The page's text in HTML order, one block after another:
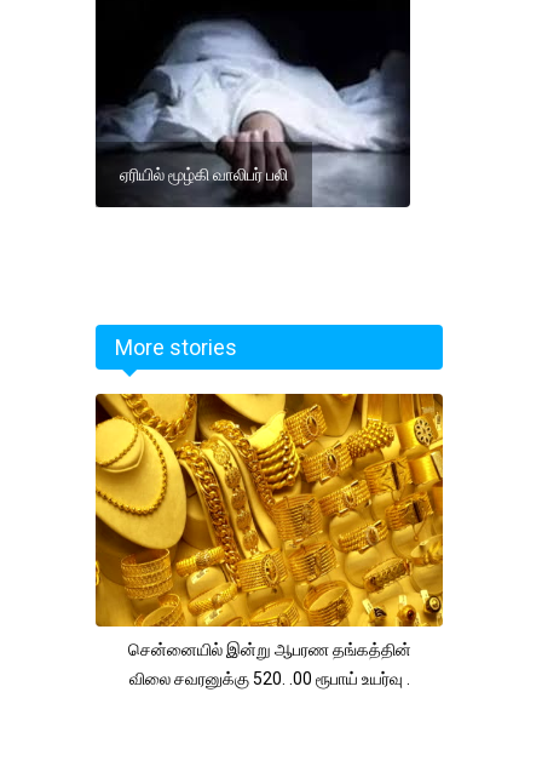
ஏரியில் மூழ்கி வாலிபர் பலி
More stories
சென்னையில் இன்று ஆபரண தங்கத்தின்
விலை சவரனுக்கு 520. .00 ரூபாய் உயர்வு .